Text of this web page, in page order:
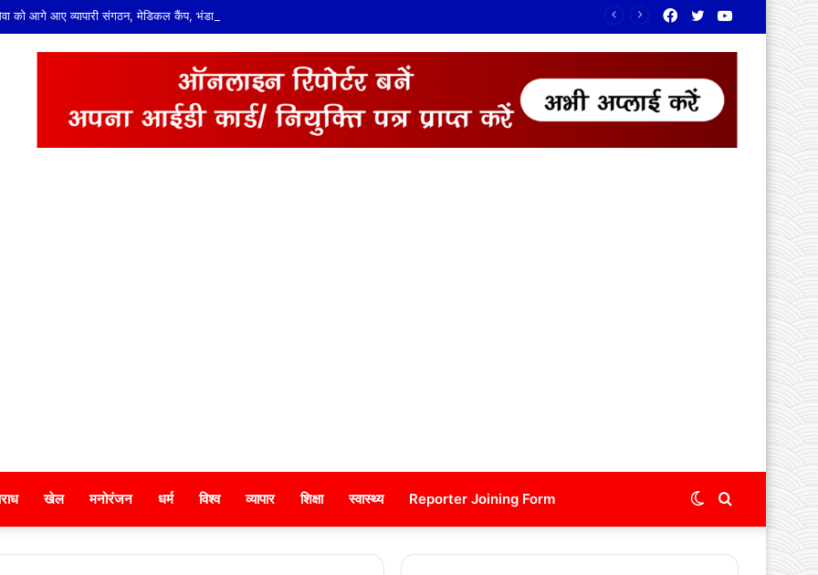
को आगे आए व्यापारी संगठन, मेडिकल कैंप, भंडारे और वाटर बूथ लगाने का निर्णय YouTube
Twitter
Facebook
खेल मनोरंजन धर्म विश्व व्यापार शिक्षा स्वास्थ्य Reporter Joining Form Switch
skin